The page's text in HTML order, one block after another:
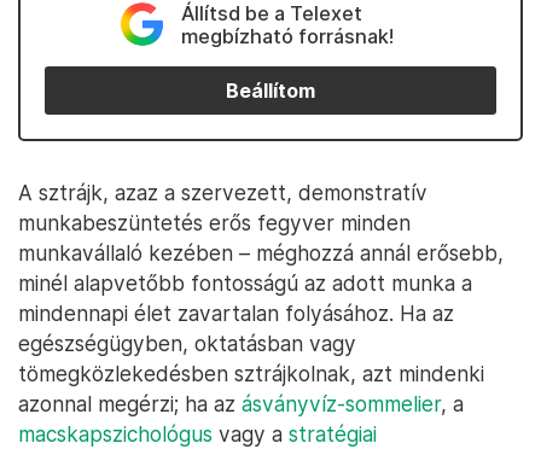
Állítsd be a Telexet
megbízható forrásnak!
Beállítom
A sztrájk, azaz a szervezett, demonstratív
munkabeszüntetés erős fegyver minden
munkavállaló kezében – méghozzá annál erősebb,
minél alapvetőbb fontosságú az adott munka a
mindennapi élet zavartalan folyásához. Ha az
egészségügyben, oktatásban vagy
tömegközlekedésben sztrájkolnak, azt mindenki
azonnal megérzi; ha az ásványvíz-sommelier, a
macskapszichológus vagy a stratégiai